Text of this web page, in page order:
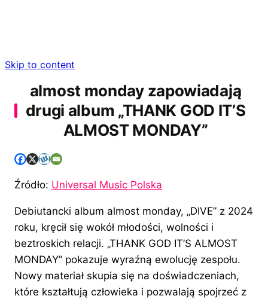
Skip to content
almost monday zapowiadają
drugi album „THANK GOD IT’S
ALMOST MONDAY”
Źródło: Universal Music Polska
Debiutancki album almost monday, „DIVE” z 2024
roku, kręcił się wokół młodości, wolności i
beztroskich relacji. „THANK GOD IT’S ALMOST
MONDAY” pokazuje wyraźną ewolucję zespołu.
Nowy materiał skupia się na doświadczeniach,
które kształtują człowieka i pozwalają spojrzeć z